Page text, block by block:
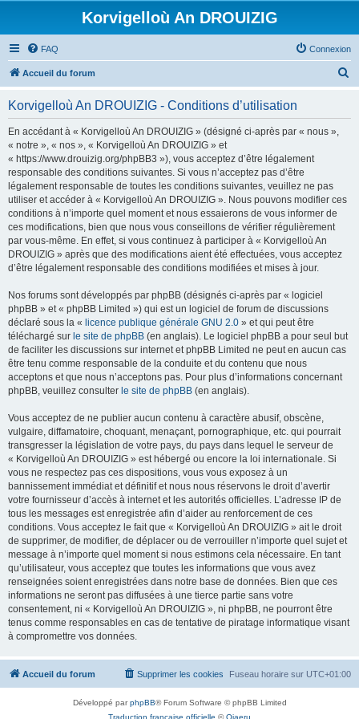
Korvigelloù An DROUIZIG
FAQ Connexion
Accueil du forum
Korvigelloù An DROUIZIG - Conditions d’utilisation
En accédant à « Korvigelloù An DROUIZIG » (désigné ci-après par « nous »,
« notre », « nos », « Korvigelloù An DROUIZIG » et
« https://www.drouizig.org/phpBB3 »), vous acceptez d’être légalement
responsable des conditions suivantes. Si vous n’acceptez pas d’être
légalement responsable de toutes les conditions suivantes, veuillez ne pas
utiliser et accéder à « Korvigelloù An DROUIZIG ». Nous pouvons modifier ces
conditions à n’importe quel moment et nous essaierons de vous informer de
ces modifications, bien que nous vous conseillons de vérifier régulièrement
par vous-même. En effet, si vous continuez à participer à « Korvigelloù An
DROUIZIG » après que des modifications aient été effectuées, vous acceptez
d’être légalement responsable des conditions modifiées et mises à jour.
Nos forums sont développés par phpBB (désignés ci-après par « logiciel
phpBB » et « phpBB Limited ») qui est un logiciel de forum de discussions
déclaré sous la « licence publique générale GNU 2.0 » et qui peut être
téléchargé sur le site de phpBB (en anglais). Le logiciel phpBB a pour seul but
de faciliter les discussions sur internet et phpBB Limited ne peut en aucun cas
être tenu comme responsable de la conduite et du contenu que nous
acceptons et que nous n’acceptons pas. Pour plus d’informations concernant
phpBB, veuillez consulter le site de phpBB (en anglais).
Vous acceptez de ne publier aucun contenu à caractère abusif, obscène,
vulgaire, diffamatoire, choquant, menaçant, pornographique, etc. qui pourrait
transgresser la législation de votre pays, du pays dans lequel le serveur de
« Korvigelloù An DROUIZIG » est hébergé ou encore la loi internationale. Si
vous ne respectez pas ces dispositions, vous vous exposez à un
bannissement immédiat et définitif et nous nous réservons le droit d’avertir
votre fournisseur d’accès à internet et les autorités officielles. L’adresse IP de
tous les messages est enregistrée afin d’aider au renforcement de ces
conditions. Vous acceptez le fait que « Korvigelloù An DROUIZIG » ait le droit
de supprimer, de modifier, de déplacer ou de verrouiller n’importe quel sujet et
message à n’importe quel moment si nous estimons cela nécessaire. En tant
qu’utilisateur, vous acceptez que toutes les informations que vous avez
renseignées soient enregistrées dans notre base de données. Bien que ces
informations ne seront pas diffusées à une tierce partie sans votre
consentement, ni « Korvigelloù An DROUIZIG », ni phpBB, ne pourront être
tenus comme responsables en cas de tentative de piratage informatique visant
à compromettre vos données.
Accueil du forum Fuseau horaire sur UTC+01:00
Supprimer les cookies
Développé parphpBB® Forum Software © phpBB Limited
Traduction française officielle ©Qiaeru